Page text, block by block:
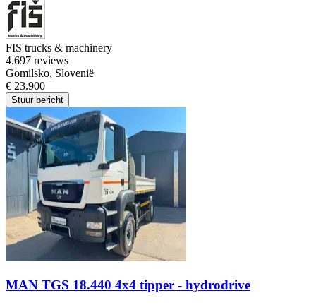
FIS trucks & machinery
4.697 reviews
Gomilsko, Slovenië
€ 23.900
Stuur bericht
MAN TGS 18.440 4x4 tipper - hydrodrive